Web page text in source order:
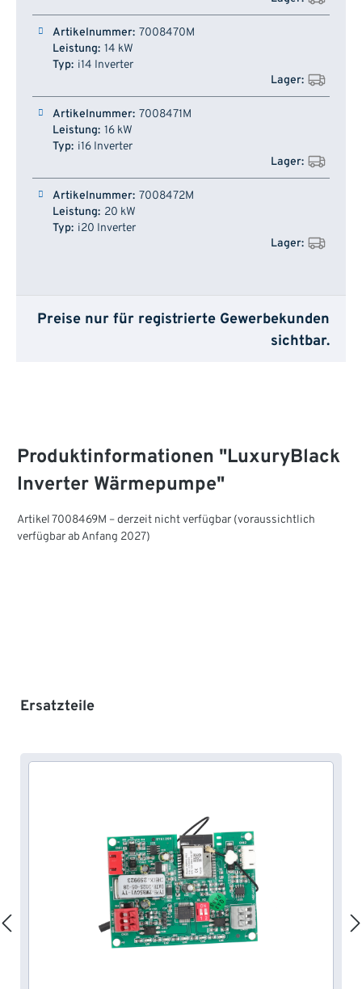
7008470M
14 kW
i14 Inverter
7008471M
16 kW
i16 Inverter
7008472M
20 kW
i20 Inverter
Preise nur für registrierte Gewerbekunden
sichtbar.
Produktinformationen "LuxuryBlack
Inverter Wärmepumpe"
Artikel 7008469M – derzeit nicht verfügbar (voraussichtlich
verfügbar ab Anfang 2027)
Produktgalerie überspringen
Ersatzteile